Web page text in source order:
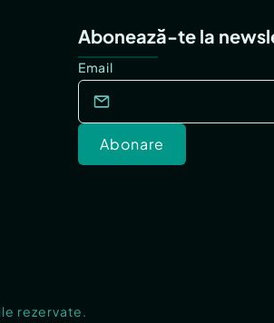
Abonează-te la
Email
Abonare
rezervate.